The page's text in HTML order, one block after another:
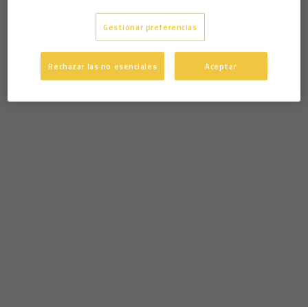
Gestionar preferencias
Rechazar las no esenciales Aceptar